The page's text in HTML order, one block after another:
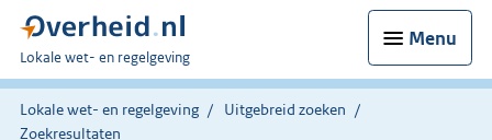
Menu
U
bent
hier:
Lokale wet- en regelgeving
Lokale wet- en regelgeving
Uitgebreid zoeken
Zoekresultaten